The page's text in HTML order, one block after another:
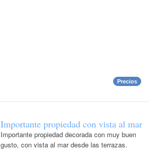
Precios
Importante propiedad con vista al mar
Importante propiedad decorada con muy buen
gusto, con vista al mar desde las terrazas.